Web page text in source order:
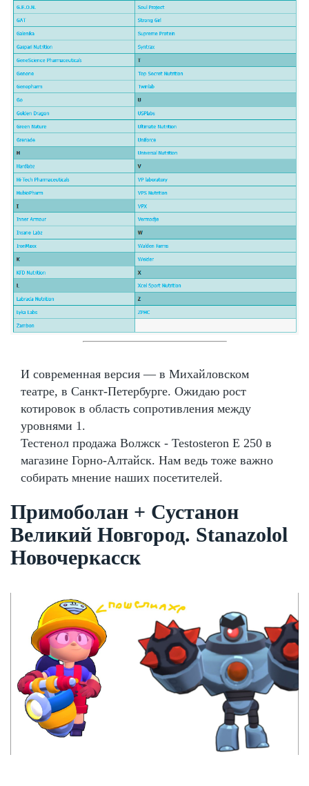
И современная версия — в Михайловском
театре, в Санкт-Петербурге. Ожидаю рост
котировок в область сопротивления между
уровнями 1.
Тестенол продажа Волжск - Testosteron E 250 в
магазине Горно-Алтайск. Нам ведь тоже важно
собирать мнение наших посетителей.
Примоболан + Сустанон
Великий Новгород. Stanazolol
Новочеркасск